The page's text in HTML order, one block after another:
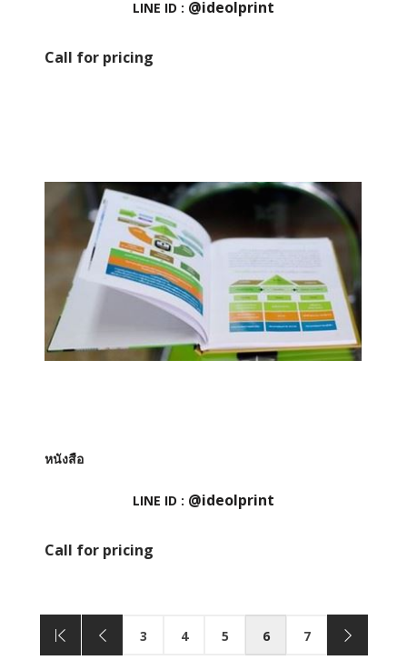
LINE ID : @ideolprint
Call for pricing
หนังสือ
LINE ID : @ideolprint
Call for pricing
3 4 5 6 7